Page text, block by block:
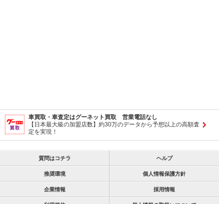
車買取・車査定はグーネット買取 営業電話なし
【日本最大級の加盟店数】約30万のデータから予想以上の高額査
定を実現！
質問はコチラ ヘルプ
推奨環境 個人情報保護方針
企業情報 採用情報